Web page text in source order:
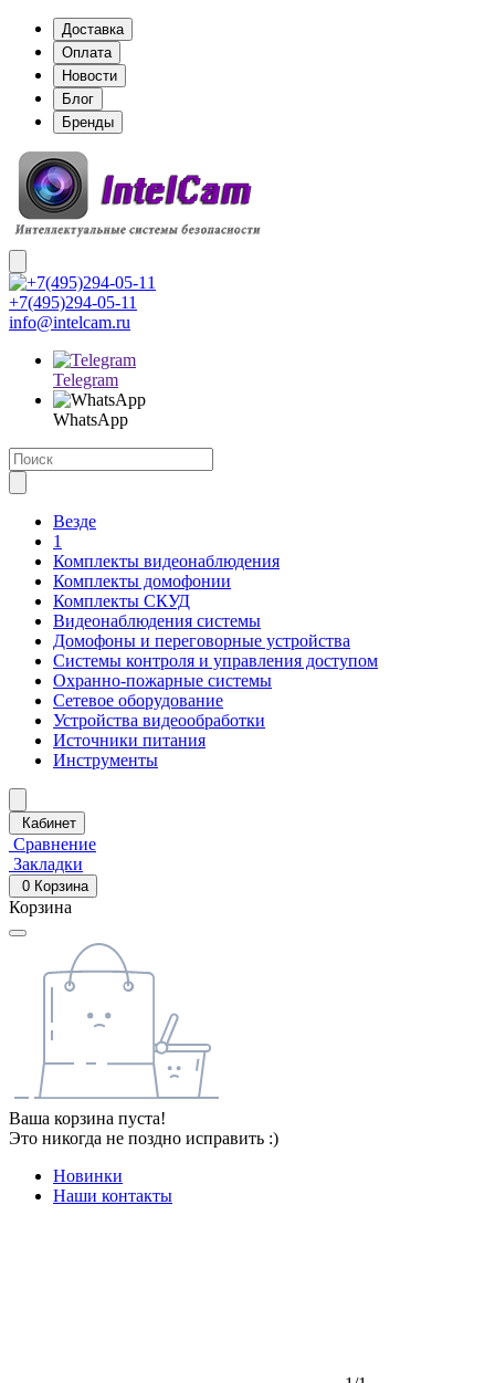
Доставка
Оплата
Новости
Блог
Бренды
+7(495)294-05-11
info@intelcam.ru
Telegram
WhatsApp
Везде
1
Комплекты видеонаблюдения
Комплекты домофонии
Комплекты СКУД
Видеонаблюдения системы
Домофоны и переговорные устройства
Системы контроля и управления доступом
Охранно-пожарные системы
Сетевое оборудование
Устройства видеообработки
Источники питания
Инструменты
Кабинет
Сравнение
Закладки
0 Корзина
Корзина
Ваша корзина пуста!
Это никогда не поздно исправить :)
Новинки
Наши контакты